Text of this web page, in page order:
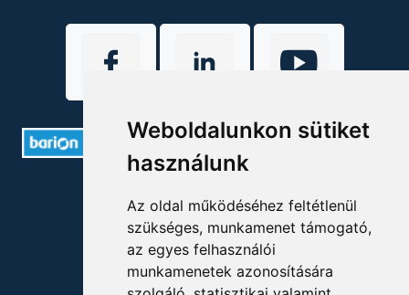
Weboldalunkon sütiket
használunk
Az oldal működéséhez feltétlenül
szükséges, munkamenet támogató,
az egyes felhasználói
munkamenetek azonosítására
+36 1 880 7600
info@mprx.hu